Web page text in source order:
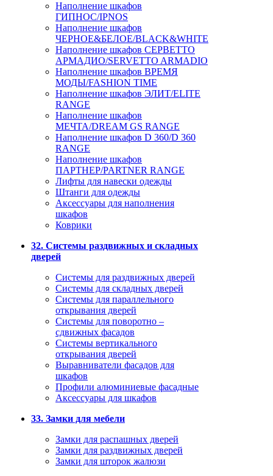
Наполнение шкафов
ГИПНОС/IPNOS
Наполнение шкафов
ЧЕРНОЕ&БЕЛОЕ/BLACK&WHITE
Наполнение шкафов СЕРВЕТТО
АРМАДИО/SERVETTO ARMADIO
Наполнение шкафов ВРЕМЯ
МОДЫ/FASHION TIME
Наполнение шкафов ЭЛИТ/ELITE
RANGE
Наполнение шкафов
МЕЧТА/DREAM GS RANGE
Наполнение шкафов D 360/D 360
RANGE
Наполнение шкафов
ПАРТНЕР/PARTNER RANGE
Лифты для навески одежды
Штанги для одежды
Аксессуары для наполнения
шкафов
Коврики
32. Системы раздвижных и складных
дверей
Системы для раздвижных дверей
Системы для складных дверей
Системы для параллельного
открывания дверей
Системы для поворотно –
сдвижных фасадов
Системы вертикального
открывания дверей
Выравниватели фасадов для
шкафов
Профили алюминиевые фасадные
Аксессуары для шкафов
33. Замки для мебели
Замки для распашных дверей
Замки для раздвижных дверей
Замки для шторок жалюзи